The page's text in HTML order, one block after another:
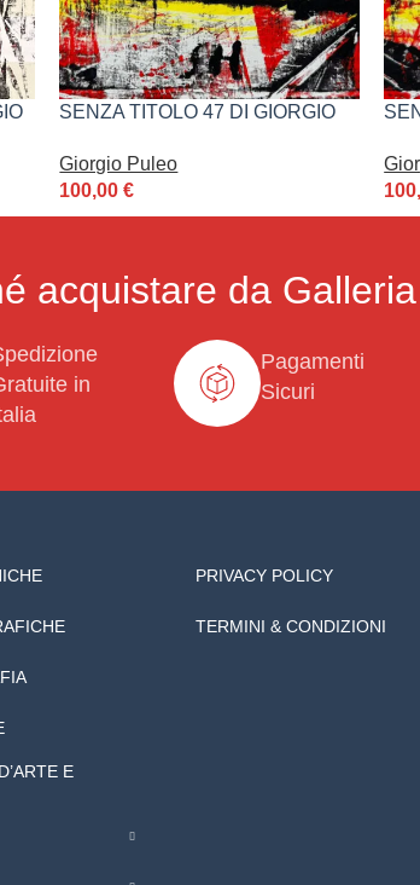
SENZA TITOLO 47 DI GIORGIO
Giorgio Puleo
100,00€
acquistare da
in
Pagamenti
Sicuri
E
PRIVACY POLICY
TERMINI & CONDIZIONI